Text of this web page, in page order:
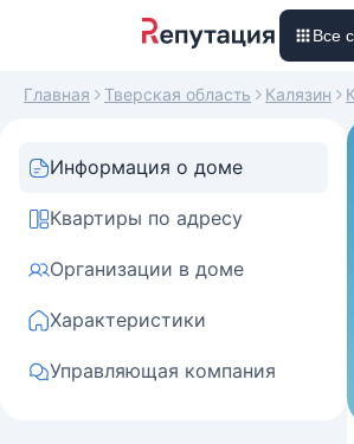
Все
Главная Тверская область Калязин
Информация о доме
Квартиры по адресу
Организации в доме
Характеристики
Управляющая компания